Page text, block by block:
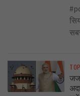
जज